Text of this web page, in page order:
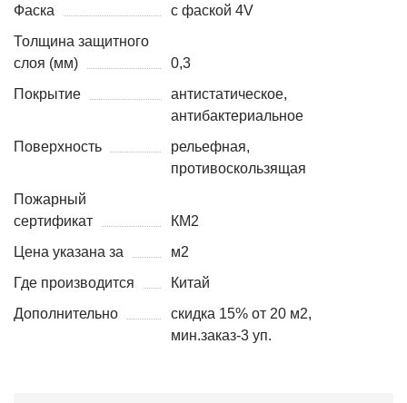
Фаска
с фаской 4V
Толщина защитного
слоя (мм)
0,3
Покрытие
антистатическое,
антибактериальное
Поверхность
рельефная,
противоскользящая
Пожарный
сертификат
КМ2
Цена указана за
м2
Где производится
Китай
Дополнительно
скидка 15% от 20 м2,
мин.заказ-3 уп.